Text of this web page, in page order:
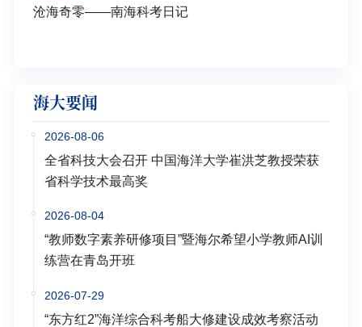
沧海奇零——南海科考日记
海大要闻
2026-08-06
全省科技大会召开 中国海洋大学崔洪芝教授荣获
省科学技术最高奖
2026-08-04
“教师数字素养研修项目”暨海尔希望小学教师AI训
练营在青岛开班
2026-07-29
“东方红2”海洋综合科考船大修建设成效考察活动